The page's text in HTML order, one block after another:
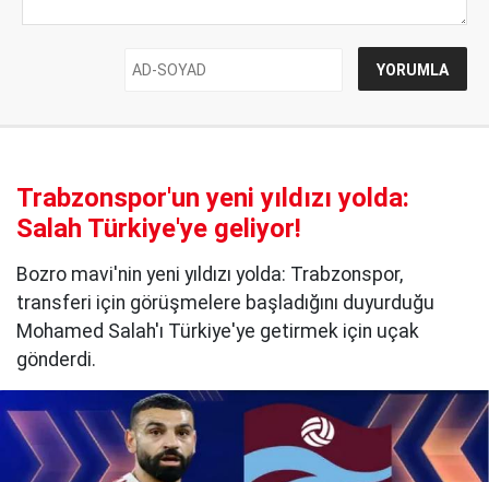
Trabzonspor'un yeni yıldızı yolda:
Salah Türkiye'ye geliyor!
Bozro mavi'nin yeni yıldızı yolda: Trabzonspor,
transferi için görüşmelere başladığını duyurduğu
Mohamed Salah'ı Türkiye'ye getirmek için uçak
gönderdi.